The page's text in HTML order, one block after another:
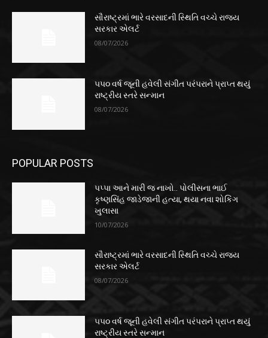
સૌરાષ્ટ્રમાં ભારે વરસાદની સ્થિતિ વચ્ચે રાજ્ય
સરકાર એલર્ટ
08/07/2026
૫૫૦ વર્ષ જૂની હવેલી સંગીત પરંપરાને પ્રાપ્ત થયું
રાષ્ટ્રીય સ્તરે સન્માન
08/07/2026
POPULAR POSTS
પપ્પા આને મારી જ નાખો.. પોલીસના ભાઈ
કૃષ્ણસિંહ જાડેજાની હત્યા, થયા નવા શોકિંગ
ખુલાસા
10/07/2026
સૌરાષ્ટ્રમાં ભારે વરસાદની સ્થિતિ વચ્ચે રાજ્ય
સરકાર એલર્ટ
08/07/2026
૫૫૦ વર્ષ જૂની હવેલી સંગીત પરંપરાને પ્રાપ્ત થયું
રાષ્ટ્રીય સ્તરે સન્માન